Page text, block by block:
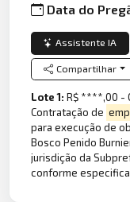
Data do
Assistente IA
Compartilhar
Lote 1:R$ ****,00 -
Contratação de
para execução de
Bosco Penido
jurisdição da
conforme